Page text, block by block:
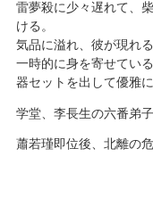
雷夢殺に少々遅れて、
ける。
気品に溢れ、彼が現れ
一時的に身を寄せてい
器セットを出して優雅
学堂、李長生の六番弟子
蕭若瑾即位後、北離の